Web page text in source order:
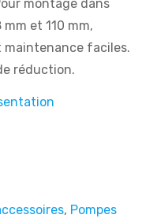
montage dans
et 110 mm,
faciles.
réduction.
, Pompes